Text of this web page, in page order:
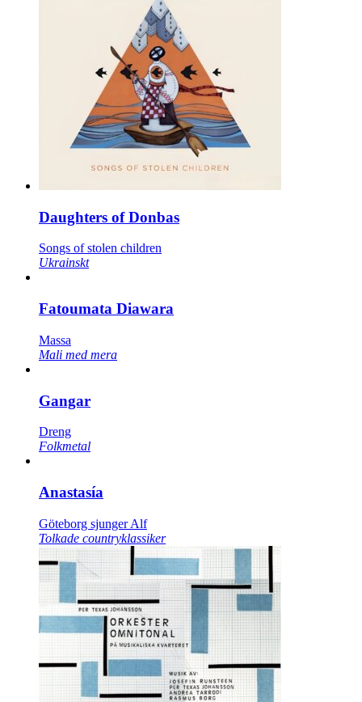
Daughters of Donbas
Songs of stolen children
Ukrainskt
Fatoumata Diawara
Massa
Mali med mera
Gangar
Dreng
Folkmetal
Anastasía
Göteborg sjunger Alf
Tolkade countryklassiker